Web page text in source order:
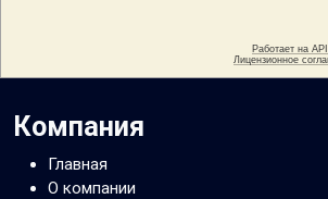
Компания
Главная
О компании